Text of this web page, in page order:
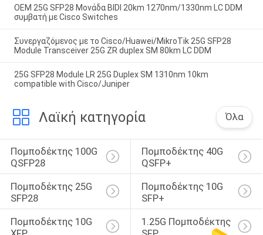
OEM 25G SFP28 Μονάδα BIDI 20km 1270nm/1330nm LC DDM
συμβατή με Cisco Switches
Συνεργαζόμενος με το Cisco/Huawei/MikroTik 25G SFP28
Module Transceiver 25G ZR duplex SM 80km LC DDM
25G SFP28 Module LR 25G Duplex SM 1310nm 10km
compatible with Cisco/Juniper
Λαϊκή κατηγορία Όλα
Πομποδέκτης 100G
QSFP28
Πομποδέκτης 40G
QSFP+
Πομποδέκτης 25G
SFP28
Πομποδέκτης 10G
SFP+
Πομποδέκτης 10G
1.25G Πομποδέκτης